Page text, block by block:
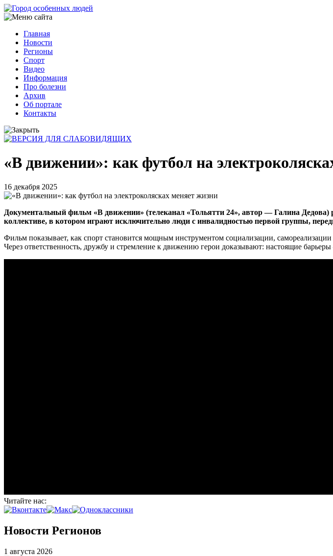
Перейти
к
содержанию
Основная
навигация
Главная
Новости
Регионы
Спорт
Видео
Информация
Про болезни
Архив
Об портале
Контакты
«В движении»: как футбол на
16 декабря 2025
Документальный фильм «В движении» (телеканал «Тольятти 24», автор — Галина
коллективе, в котором играют исключительно люди с инвалидностью первой группы,
Фильм показывает, как спорт становится мощным инструментом социализации,
Через ответственность, дружбу и стремление к движению герои доказывают: настоящие
Читайте нас:
Новости Регионов
1 августа 2026